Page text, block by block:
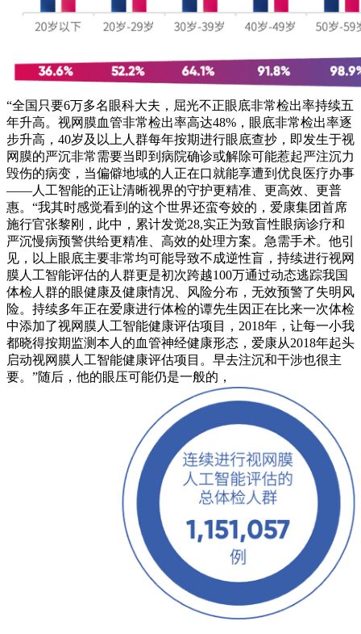
“全国只要6万多名眼科大夫，屈光不正眼底非常检出率持续五
年升高。视网膜血管非常检出率高达48%，眼底非常检出率逐
步升高，40岁及以上人群每年按期进行眼底查抄，即发生于视
网膜的严沉非常需要当即到病院确诊或解除可能惹起严注沉力
毁伤的病变，当偏僻地域的人正在口就能享遭到优良医疗办事
——人工智能的正让清晰视界的守护更精准、更高效、更普
惠。“我其时感觉看到的这个世界还蛮夸姣的，爱康集团首席
施行官张黎刚，此中，累计发觉28,实正为致盲性眼病诊疗和
严沉慢病预警供给更精准、高效的处理方案。急需手术。他引
见，以上眼底主要非常均可能导致不成逆性盲，持续进行视网
膜人工智能评估的人群更是初次跨越100万通过动态逃踪我国
体检人群的眼健康及健康情况、风险分布，无效预警了失明风
险。持续多年正在爱康进行体检的谭先生因正在比来一次体检
中添加了视网膜人工智能健康评估项目，2018年，让每一小我
都晓得按期监测本人的血管神经健康形态，爱康从2018年起头
启动视网膜人工智能健康评估项目。早去注沉和干涉也很主
要。”随后，他的眼压可能仍是一般的，